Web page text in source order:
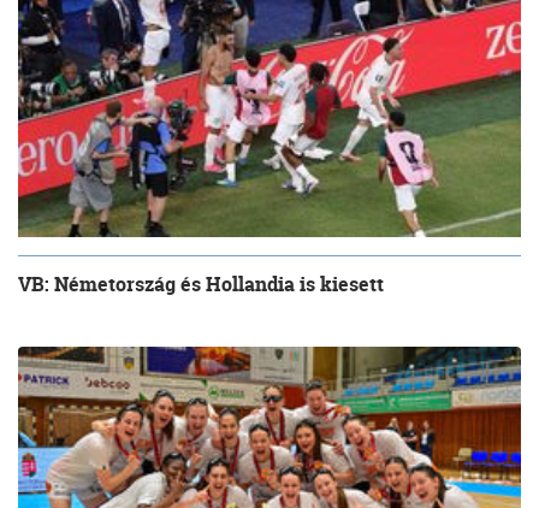
VB: Németország és Hollandia is kiesett